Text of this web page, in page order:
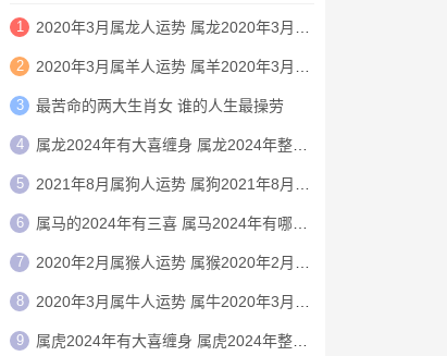
1 2020年3月属龙人运势 属龙2020年3月运程
2 2020年3月属羊人运势 属羊2020年3月运程
3 最苦命的两大生肖女 谁的人生最操劳
4 属龙2024年有大喜缠身 属龙2024年整体运势
5 2021年8月属狗人运势 属狗2021年8月运程
6 属马的2024年有三喜 属马2024年有哪三喜
7 2020年2月属猴人运势 属猴2020年2月运程
8 2020年3月属牛人运势 属牛2020年3月运程
9 属虎2024年有大喜缠身 属虎2024年整体运势